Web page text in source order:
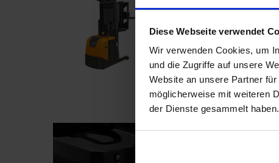
Diese Webseite verwendet
Wir verwenden Cookies, um
und die Zugriffe auf unsere
Website an unsere Partner
möglicherweise mit weiteren
der Dienste gesammelt haben.
die 3. Ebene. Die
zu 1,2 m.
Mitgänger-Funktion
Mitgänger-Tasten an